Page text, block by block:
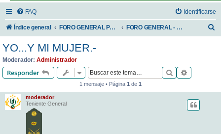
FAQ Identificarse
Índice general FORO GENERAL PARA TODOS LOS USUARIOS FORO GENERAL - VARIEDADES
r
YO...Y MI MUJER.-
Moderador: Administrador
Responder Buscar
1 mensaje • Página 1 de 1
moderador
Teniente General